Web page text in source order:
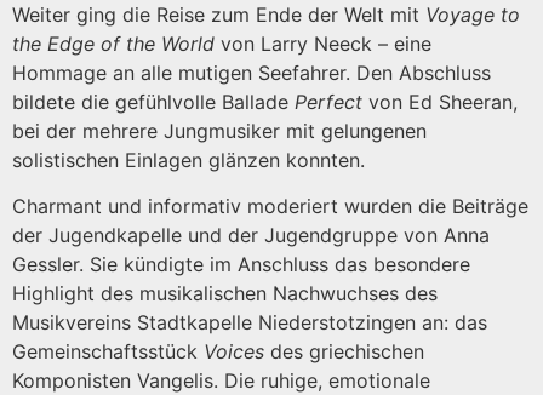
Weiter ging die Reise zum Ende der Welt mit Voyage to
the Edge of the World von Larry Neeck – eine
Hommage an alle mutigen Seefahrer. Den Abschluss
bildete die gefühlvolle Ballade Perfect von Ed Sheeran,
bei der mehrere Jungmusiker mit gelungenen
solistischen Einlagen glänzen konnten.
Charmant und informativ moderiert wurden die Beiträge
der Jugendkapelle und der Jugendgruppe von Anna
Gessler. Sie kündigte im Anschluss das besondere
Highlight des musikalischen Nachwuchses des
Musikvereins Stadtkapelle Niederstotzingen an: das
Gemeinschaftsstück Voices des griechischen
Komponisten Vangelis. Die ruhige, emotionale